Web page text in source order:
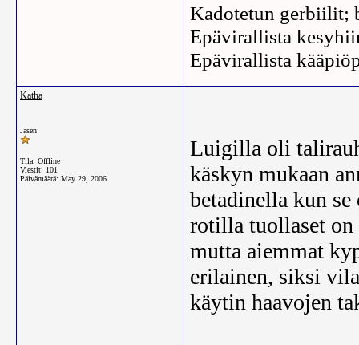
Kadotetun gerbiilit;
Epävirallista
Epävirallista
Katha
Jäsen
Tila: Offline
Viestit: 101
Päivämäärä: May 29, 2006
Luigilla oli
käskyn mukaan
betadinella kun
rotilla tuollaset
mutta aiemmat
erilainen, siksi
käytin haavojen